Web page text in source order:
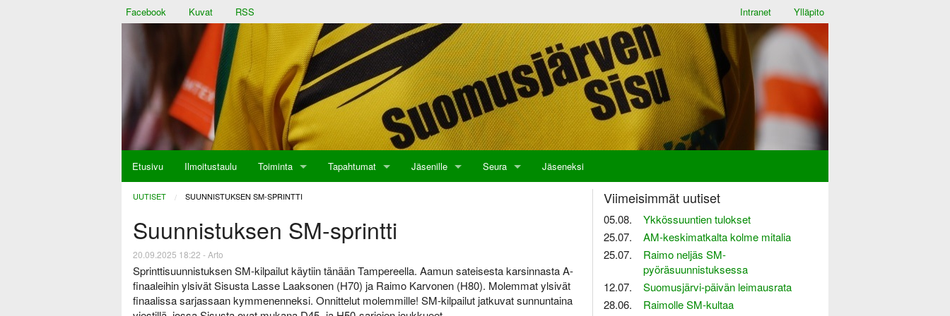
Intranet Ylläpito
Facebook Kuvat RSS
Etusivu Ilmoitustaulu Toiminta Tapahtumat Jäsenille Seura Jäseneksi
UUTISET CURRENT:
SUUNNISTUKSEN SM-SPRINTTI
Suunnistuksen SM-sprintti
20.09.2025 18:22 - Arto
Sprinttisuunnistuksen SM-kilpailut käytiin tänään Tampereella. Aamun sateisesta karsinnasta A-
finaaleihin ylsivät Sisusta Lasse Laaksonen (H70) ja Raimo Karvonen (H80). Molemmat ylsivät
finaalissa sarjassaan kymmenenneksi. Onnittelut molemmille! SM-kilpailut jatkuvat sunnuntaina
Viimeisimmät uutiset
05.08.
Ykkössuuntien tulokset
25.07.
AM-keskimatkalta kolme mitalia
25.07.
Raimo neljäs SM-
pyöräsuunnistuksessa
12.07.
Suomusjärvi-päivän leimausrata
28.06.
Raimolle SM-kultaa